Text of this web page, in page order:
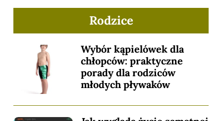
Rodzice
Wybór kąpielówek dla
chłopców: praktyczne
porady dla rodziców
młodych pływaków